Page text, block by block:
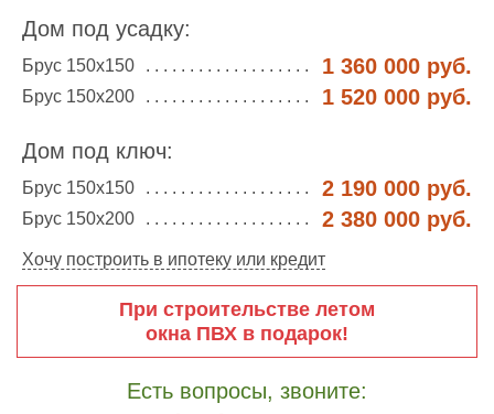
Дом под усадку:
Брус 150х150 1 360 000 руб.
Брус 150х200 1 520 000 руб.
Дом под ключ:
Брус 150х150 2 190 000 руб.
Брус 150х200 2 380 000 руб.
Хочу построить в ипотеку или кредит
При строительстве летом
окна ПВХ в подарок!
Есть вопросы, звоните: